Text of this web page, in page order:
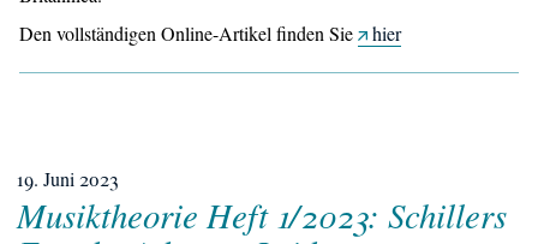
Den vollständigen Online-Artikel finden Sie
hier
19. Juni 2023
Musiktheorie Heft 1/​2023: Schillers